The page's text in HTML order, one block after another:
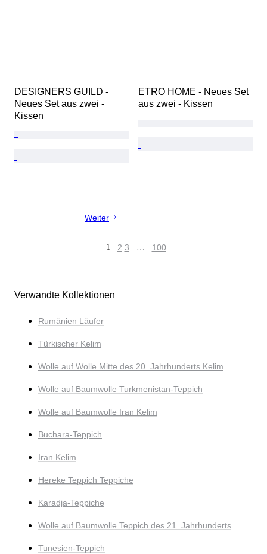
DESIGNERS GUILD -
Neues Set aus zwei -
Kissen
ETRO HOME - Neues Set
aus zwei - Kissen
Weiter
1 2 3 … 100
Verwandte Kollektionen
Rumänien Läufer
Türkischer Kelim
Wolle auf Wolle Mitte des 20. Jahrhunderts Kelim
Wolle auf Baumwolle Turkmenistan-Teppich
Wolle auf Baumwolle Iran Kelim
Buchara-Teppich
Iran Kelim
Hereke Teppich Teppiche
Karadja-Teppiche
Wolle auf Baumwolle Teppich des 21. Jahrhunderts
Tunesien-Teppich